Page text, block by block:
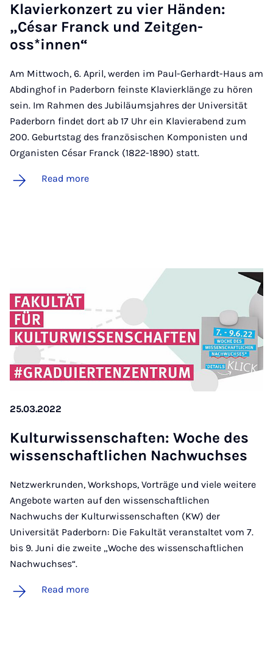
Klavi­erkonzert zu vi­er Händen:
„César Franck und Zeit­gen­
oss*innen“
Am Mittwoch, 6. April, werden im Paul-Gerhardt-Haus am
Abdinghof in Paderborn feinste Klavierklänge zu hören
sein. Im Rahmen des Jubiläumsjahres der Universität
Paderborn findet dort ab 17 Uhr ein Klavierabend zum
200. Geburtstag des französischen Komponisten und
Organisten César Franck (1822-1890) statt.
Read more
25.03.2022
Kul­tur­wis­senschaften: Woche des
wis­senschaft­lichen Nachwuchses
Netzwerkrunden, Workshops, Vorträge und viele weitere
Angebote warten auf den wissenschaftlichen
Nachwuchs der Kulturwissenschaften (KW) der
Universität Paderborn: Die Fakultät veranstaltet vom 7.
bis 9. Juni die zweite „Woche des wissenschaftlichen
Nachwuchses“.
Read more